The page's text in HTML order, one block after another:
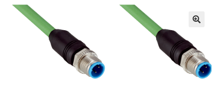
Заказать товары из Европы
Контакты